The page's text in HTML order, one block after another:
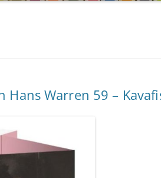
Hans Warren 59 –